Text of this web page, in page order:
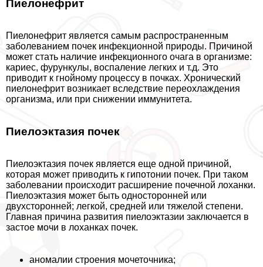
Пиелонефрит
Пиелонефрит является самым распространенным
заболеванием почек инфекционной природы. Причиной
может стать наличие инфекционного очага в организме:
кариес, фурункулы, воспаление легких и т.д. Это
приводит к гнойному процессу в почках. Хронический
пиелонефрит возникает вследствие переохлаждения
организма, или при снижении иммунитета.
Пиелоэктазия почек
Пиелоэктазия почек является еще одной причиной,
которая может приводить к гипотонии почек. При таком
заболевании происходит расширение почечной лоханки.
Пиелоэктазия может быть односторонней или
двухсторонней; легкой, средней или тяжелой степени.
Главная причина развития пиелоэктазии заключается в
застое мочи в лоханках почек.
аномалии строения мочеточника;